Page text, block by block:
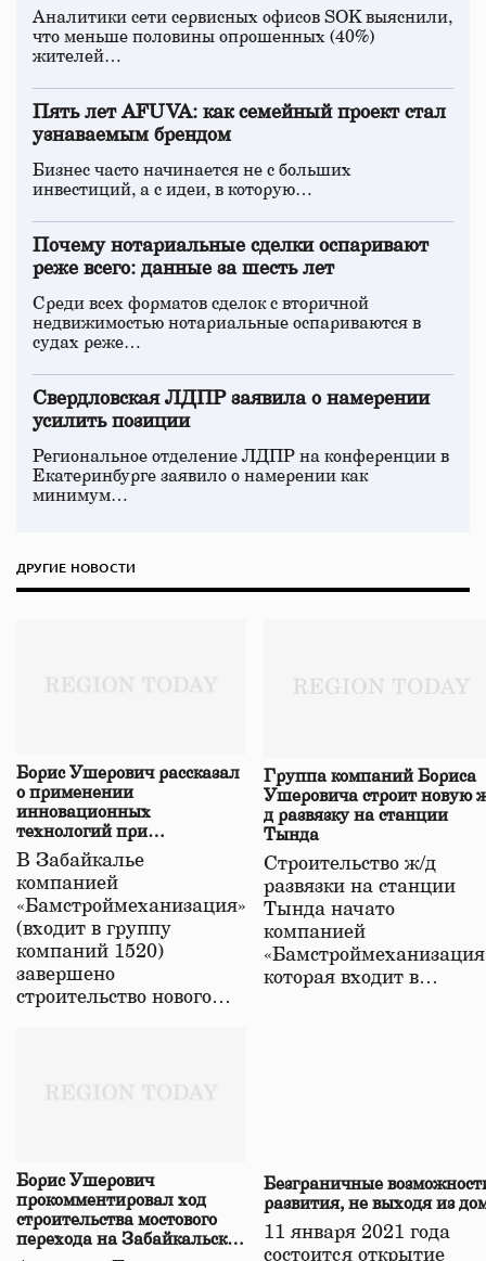
Аналитики сети сервисных офисов SOK выяснили,
что меньше половины опрошенных (40%)
жителей…
Пять лет AFUVA: как семейный проект стал
узнаваемым брендом
Бизнес часто начинается не с больших
инвестиций, а с идеи, в которую…
Почему нотариальные сделки оспаривают
реже всего: данные за шесть лет
Среди всех форматов сделок с вторичной
недвижимостью нотариальные оспариваются в
судах реже…
Свердловская ЛДПР заявила о намерении
усилить позиции
Региональное отделение ЛДПР на конференции в
Екатеринбурге заявило о намерении как
минимум…
ДРУГИЕ НОВОСТИ
Борис Ушерович рассказал
о применении
инновационных
технологий при
строительстве нового моста
в Забайкалье
В Забайкалье
компанией
«Бамстроймеханизация»
(входит в группу
компаний 1520)
завершено
строительство нового…
Группа компаний Бориса
Ушеровича строит новую
д развязку на станции
Тында
Строительство ж/д
развязки на станции
Тында начато
компанией
которая входит в…
Борис Ушерович
прокомментировал ход
строительства мостового
перехода на Забайкальской
Безграничные
развития, не выходя из
11 января 2021 года
состоится открытие